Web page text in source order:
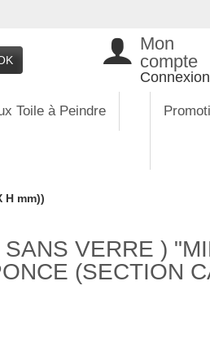
Mon
compte
Connexion
Toile à Peindre
H mm))
VERRE )
(SECTION